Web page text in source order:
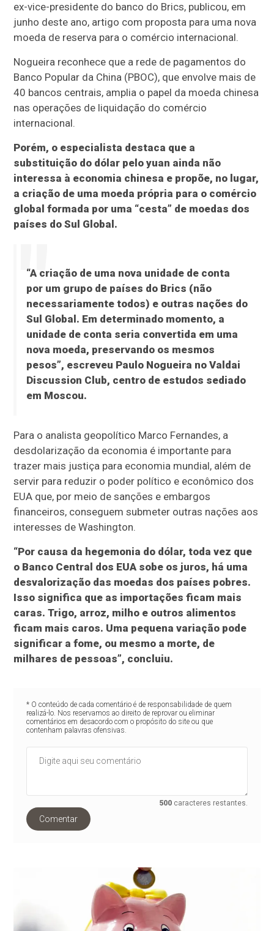
ex-vice-presidente do banco do Brics, publicou, em
junho deste ano, artigo com proposta para uma nova
moeda de reserva para o comércio internacional.
Nogueira reconhece que a rede de pagamentos do
Banco Popular da China (PBOC), que envolve mais de
40 bancos centrais, amplia o papel da moeda chinesa
nas operações de liquidação do comércio
internacional.
Porém, o especialista destaca que a
substituição do dólar pelo yuan ainda não
interessa à economia chinesa e propõe, no lugar,
a criação de uma moeda própria para o comércio
global formada por uma “cesta” de moedas dos
países do Sul Global.
“A criação de uma nova unidade de conta
por um grupo de países do Brics (não
necessariamente todos) e outras nações do
Sul Global. Em determinado momento, a
unidade de conta seria convertida em uma
nova moeda, preservando os mesmos
pesos”, escreveu Paulo Nogueira no Valdai
Discussion Club, centro de estudos sediado
em Moscou.
Para o analista geopolítico Marco Fernandes, a
desdolarização da economia é importante para
trazer mais justiça para economia mundial, além de
servir para reduzir o poder político e econômico dos
EUA que, por meio de sanções e embargos
financeiros, conseguem submeter outras nações aos
interesses de Washington.
“Por causa da hegemonia do dólar, toda vez que
o Banco Central dos EUA sobe os juros, há uma
desvalorização das moedas dos países pobres.
Isso significa que as importações ficam mais
caras. Trigo, arroz, milho e outros alimentos
ficam mais caros. Uma pequena variação pode
significar a fome, ou mesmo a morte, de
milhares de pessoas”, concluiu.
* O conteúdo de cada comentário é de responsabilidade de quem
realizá-lo. Nos reservamos ao direito de reprovar ou eliminar
comentários em desacordo com o propósito do site ou que
contenham palavras ofensivas.
500 caracteres restantes.
Comentar